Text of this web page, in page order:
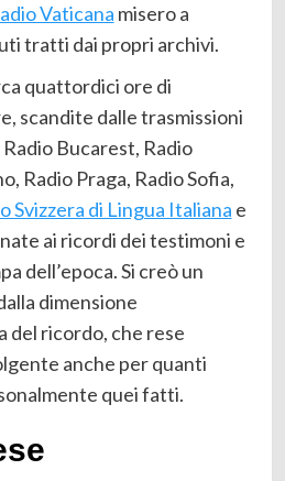
Vaticana misero a
tratti dai propri archivi.
quattordici ore di
scandite dalle trasmissioni
Radio Bucarest, Radio
Radio Praga, Radio Sofia,
Svizzera di Lingua Italiana e
ai ricordi dei testimoni e
dell’epoca. Si creò un
dimensione
del ricordo, che rese
anche per quanti
quei fatti.